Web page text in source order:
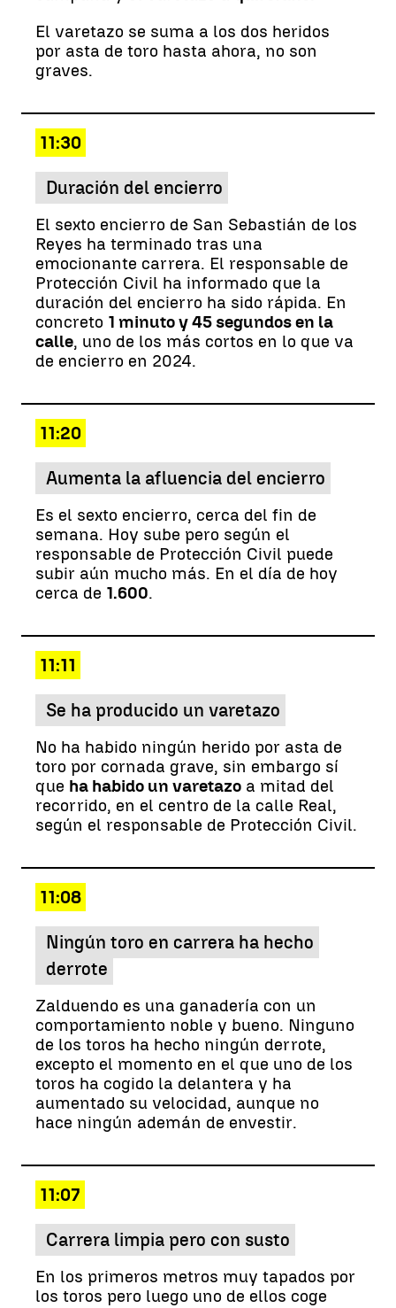
El varetazo se suma a los dos heridos
por asta de toro hasta ahora, no son
graves.
11:30
Duración del encierro
El sexto encierro de San Sebastián de los
Reyes ha terminado tras una
emocionante carrera. El responsable de
Protección Civil ha informado que la
duración del encierro ha sido rápida. En
concreto 1 minuto y 45 segundos en la
calle, uno de los más cortos en lo que va
de encierro en 2024.
11:20
Aumenta la afluencia del encierro
Es el sexto encierro, cerca del fin de
semana. Hoy sube pero según el
responsable de Protección Civil puede
subir aún mucho más. En el día de hoy
cerca de 1.600.
11:11
Se ha producido un varetazo
No ha habido ningún herido por asta de
toro por cornada grave, sin embargo sí
que ha habido un varetazo a mitad del
recorrido, en el centro de la calle Real,
según el responsable de Protección Civil.
11:08
Ningún toro en carrera ha hecho
derrote
Zalduendo es una ganadería con un
comportamiento noble y bueno. Ninguno
de los toros ha hecho ningún derrote,
excepto el momento en el que uno de los
toros ha cogido la delantera y ha
aumentado su velocidad, aunque no
hace ningún ademán de envestir.
11:07
Carrera limpia pero con susto
En los primeros metros muy tapados por
los toros pero luego uno de ellos coge